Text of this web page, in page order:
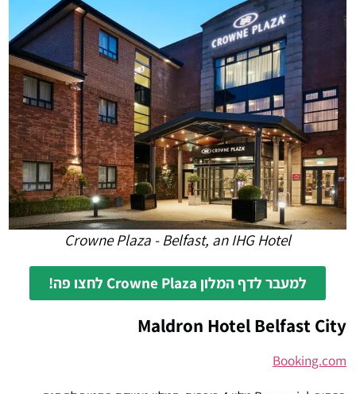
Crowne Plaza - Belfast, an IHG Hotel
למעבר לדף המלון Crowne Plaza לחצו פה!
Maldron Hotel Belfast City
Booking.com